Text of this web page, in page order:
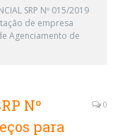
SRP Nº 015/2019
de empresa
Agenciamento de
Nº
para
0